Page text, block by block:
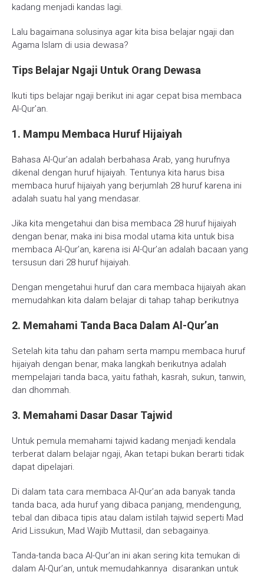
kadang menjadi kandas lagi.
Lalu bagaimana solusinya agar kita bisa belajar ngaji dan
Agama Islam di usia dewasa?
Tips Belajar Ngaji Untuk Orang Dewasa
Ikuti tips belajar ngaji berikut ini agar cepat bisa membaca
Al-Qur’an.
1. Mampu Membaca Huruf Hijaiyah
Bahasa Al-Qur’an adalah berbahasa Arab, yang hurufnya
dikenal dengan huruf hijaiyah. Tentunya kita harus bisa
membaca huruf hijaiyah yang berjumlah 28 huruf karena ini
adalah suatu hal yang mendasar.
Jika kita mengetahui dan bisa membaca 28 huruf hijaiyah
dengan benar, maka ini bisa modal utama kita untuk bisa
membaca Al-Qur’an, karena isi Al-Qur’an adalah bacaan yang
tersusun dari 28 huruf hijaiyah.
Dengan mengetahui huruf dan cara membaca hijaiyah akan
memudahkan kita dalam belajar di tahap tahap berikutnya
2. Memahami Tanda Baca Dalam Al-Qur’an
Setelah kita tahu dan paham serta mampu membaca huruf
hijaiyah dengan benar, maka langkah berikutnya adalah
mempelajari tanda baca, yaitu fathah, kasrah, sukun, tanwin,
dan dhommah.
3. Memahami Dasar Dasar Tajwid
Untuk pemula memahami tajwid kadang menjadi kendala
terberat dalam belajar ngaji, Akan tetapi bukan berarti tidak
dapat dipelajari.
Di dalam tata cara membaca Al-Qur’an ada banyak tanda
tanda baca, ada huruf yang dibaca panjang, mendengung,
tebal dan dibaca tipis atau dalam istilah tajwid seperti Mad
Arid Lissukun, Mad Wajib Muttasil, dan sebagainya.
Tanda-tanda baca Al-Qur’an ini akan sering kita temukan di
dalam Al-Qur’an, untuk memudahkannya disarankan untuk